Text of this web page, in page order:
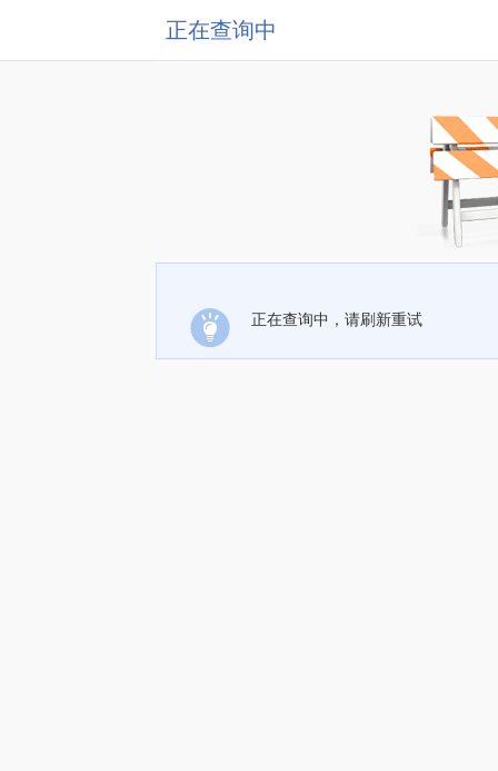
正在查询中
正在查询中，请刷新重试